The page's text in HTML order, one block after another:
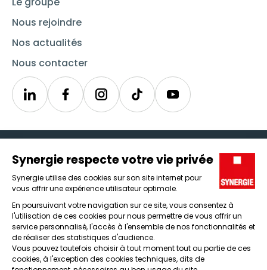
Nous rejoindre
Nos actualités
Nous contacter
LinkedinSynergieInstagramTikTok Youtube
Icône d'illustration
Candidats
Entreprises
Icône d'illustration
Nos agences
Icône d'illustration
Conditions générales d'utilisation et mentions légales
Protection des données